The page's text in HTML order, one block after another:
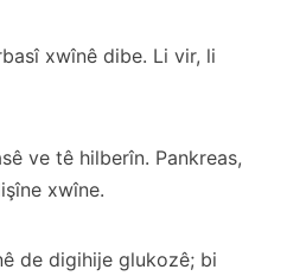
xwînê dibe. Li vir, li
ve tê hilberîn. Pankreas,
xwîne.
de digihije glukozê; bi